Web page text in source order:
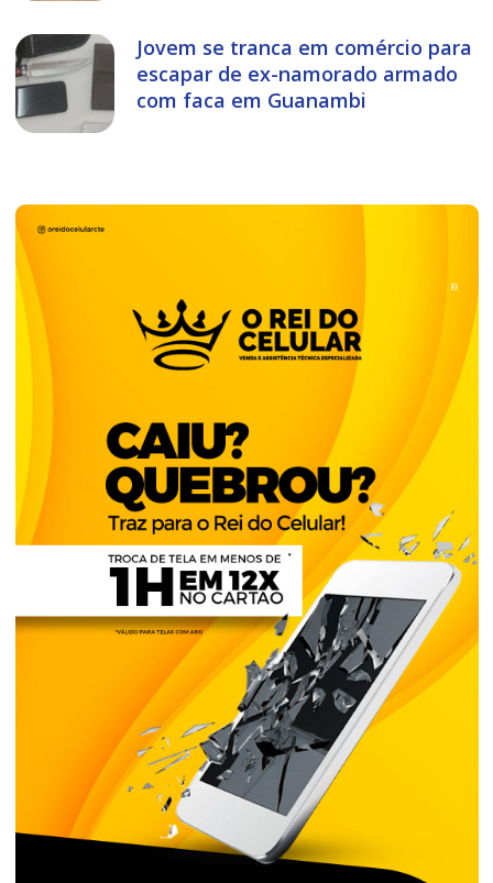
Jovem se tranca em comércio para
escapar de ex-namorado armado
com faca em Guanambi